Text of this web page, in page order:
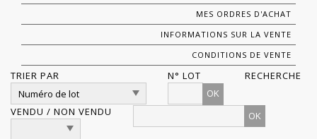
MES ORDRES D'ACHAT
INFORMATIONS SUR LA VENTE
CONDITIONS DE VENTE
TRIER PAR
N° LOT
OK
VENDU / NON VENDU
RECHERCHE